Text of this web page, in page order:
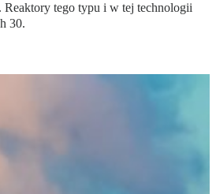
tego typu i w tej technologii
30.